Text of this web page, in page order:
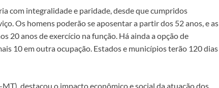
com integralidade e paridade, desde que cumpridos
Os homens poderão se aposentar a partir dos 52 anos, e as
20 anos de exercício na função. Há ainda a opção de
10 em outra ocupação. Estados e municípios terão 120 dias
destacou o impacto econômico e social da atuação dos